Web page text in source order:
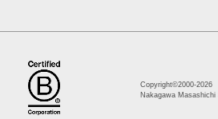
Copyright©2000-2026
Nakagawa